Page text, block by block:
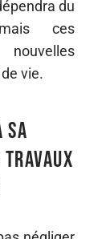
du
ces
vie.
sa
travaux